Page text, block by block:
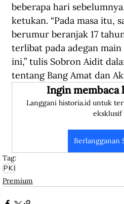
beberapa hari
ketukan. “Pada masa itu,
berumur beranjak 17
terlibat pada adegan
ini,” tulis Sobron Aidit
tentang Bang Amat dan
Ingin membaca
Langgani historia.id untuk
eksklusif
Berlangganan
Tag:
PKI
Premium